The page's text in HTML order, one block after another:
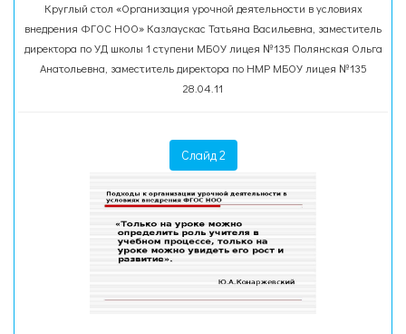
Круглый стол «Организация урочной деятельности в условиях
внедрения ФГОС НОО» Казлаускас Татьяна Васильевна, заместитель
директора по УД школы 1 ступени МБОУ лицея №135 Полянская Ольга
Анатольевна, заместитель директора по НМР МБОУ лицея №135
28.04.11
Слайд 2